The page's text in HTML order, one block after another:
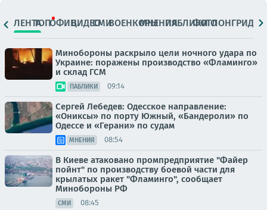
ЛЕНТАТОПОФИЦ.ВИДЕОСМИВОЕНКОРЫМНЕНИЯПАБЛИКИ
ФОТОЛОНГРИДЫ
Минобороны раскрыло цели ночного удара по
Украине: поражены производство «Фламинго»
и склад ГСМ
ПАБЛИКИ 09:14
Сергей Лебедев: Одесское направление:
«Ониксы» по порту Южный, «Бандероли» по
Одессе и «Герани» по судам
МНЕНИЯ 08:54
В Киеве атаковано промпредприятие "Файер
пойнт" по производству боевой части для
крылатых ракет "Фламинго", сообщает
Минобороны РФ
СМИ 08:45